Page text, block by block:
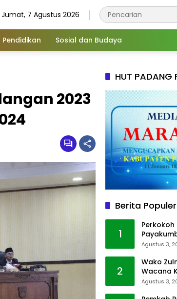
Jumat, 7 Agustus 2026
Pendidikan Sosial dan Budaya
2023
HUT PADANG
Berita Populer
1
Jabatan
Agustus 3,
2
Wako
Wacana
Kamera
Agustus 3,